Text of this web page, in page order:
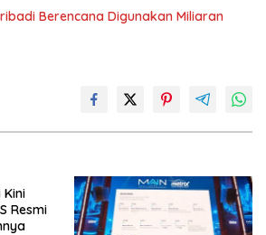
Berencana Digunakan Miliaran
Kini
Resmi